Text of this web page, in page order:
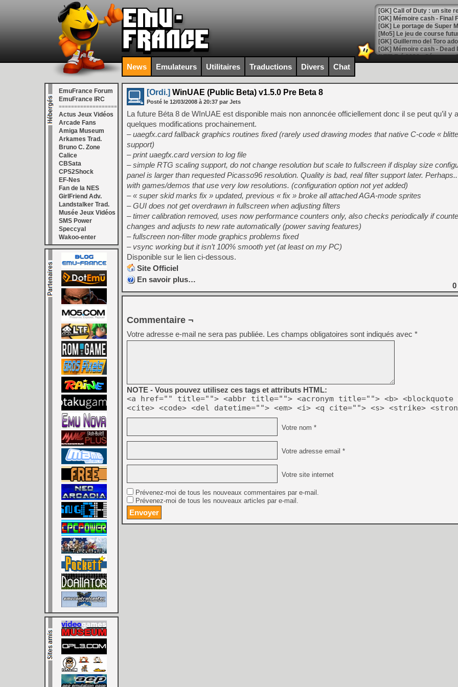
[GK] Le portage de Super
[Mo5] Le jeu de course
[GK] Guillermo del Toro
[LTF] Eté 2026 - Séquence
[GK] Mistfall Hunter :
[GK] Wo Long 2 évolue
[GK] Crossfire : un TPS à
[LS] [PS5] Premiers
[Mo5] DOOM arrive en
[GK] Bethesda fête les 30
[GK] Roblox : l'action en
[GK] Agenda - GeForce
[LS] [PS5] ps5-y2jb-
[GK] Pourquoi Marvel
[GK] GTA 6 : Rockstar
[GK] Hot Wheels Infinite
[GK] Mémoire cash -
[GK] Résultats Nintendo :
[GK] Déjà des
[Mo5] Brickboy cherche à
[GK] Minecraft et ses «
[GK] Beast of
[GK] Ubisoft : fin de partie
[GK] Mémoire cash -
[GK] Dan Houser (GTA)
[GK] Comment EA Sports
[GK] Crimson Moon : un
[GK] Isle of Reveries : le
[GK] Moonlighter 2 : The
News Emulateurs Utilitaires Traductions Divers Chat
EmuFrance Forum
EmuFrance IRC
===================
Actus Jeux Vidéos
Arcade Fans
Amiga Museum
Arkames Trad.
Bruno C. Zone
Calice
CBSata
CPS2Shock
EF-Nes
Fan de la NES
GirlFriend Adv.
Landstalker Trad.
Musée Jeux Vidéos
SMS Power
Speccyal
Wakoo-enter
[Ordi.] WinUAE (Public Beta) v1.5.0 Pre Beta 8
Posté le 12/03/2008 à 20:37 par Jets
La future Béta 8 de WInUAE est disponible mais non annoncée officiellement donc il se peut qu’il y
quelques modifications prochainement.
– uaegfx.card fallback graphics routines fixed (rarely used drawing modes that native C-code «
support)
– print uaegfx.card version to log file
– simple RTG scaling support, do not change resolution but scale to fullscreen if display size
panel is larger than requested Picasso96 resolution. Quality is bad, real filter support later.
with games/demos that use very low resolutions. (configuration option not yet added)
– « super skid marks fix » updated, previous « fix » broke all attached AGA-mode sprites
– GUI does not get overdrawn in fullscreen when adjusting filters
– timer calibration removed, uses now performance counters only, also checks periodically if
changes and adjusts to new rate automatically (power saving features)
– fullscreen non-filter mode graphics problems fixed
– vsync working but it isn’t 100% smooth yet (at least on my PC)
Disponible sur le lien ci-dessous.
Site Officiel
En savoir plus…
0
Commentaire ¬
Votre adresse e-mail ne sera pas publiée. Les champs obligatoires sont indiqués avec *
NOTE - Vous pouvez utilisez ces tags et attributs HTML:
<a href="" title=""> <abbr title=""> <acronym title=""> <b> <blockquote
<cite> <code> <del datetime=""> <em> <i> <q cite=""> <s> <strike>
Votre nom *
Votre adresse email *
Votre site internet
Prévenez-moi de tous les nouveaux commentaires par e-mail.
Prévenez-moi de tous les nouveaux articles par e-mail.